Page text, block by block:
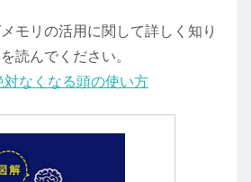
モリの活用に関して詳しく知り
読んでください。
対なくなる頭の使い方